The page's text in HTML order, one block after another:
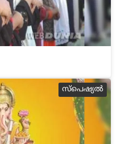
സ്പെഷ്യല്‍